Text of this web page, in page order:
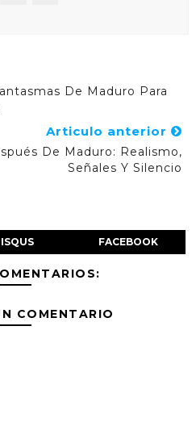
De Maduro Para
Articulo anterior
De Maduro: Realismo,
Señales Y Silencio
FACEBOOK
COMENTARIO